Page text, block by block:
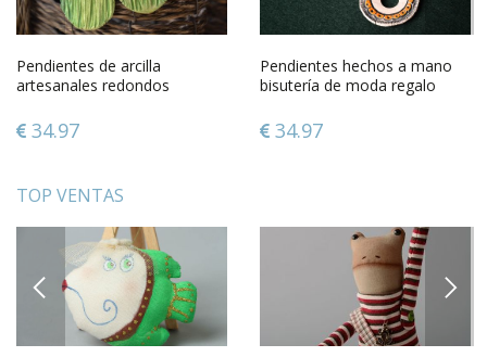
Pendientes de arcilla
artesanales redondos
34.97
Pendientes hechos a mano
bisutería de moda regalo
34.97
TOP VENTAS
PREVIOUS NEXT